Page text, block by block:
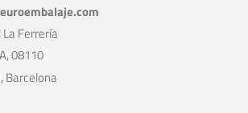
Ferrería
08110
Barcelona